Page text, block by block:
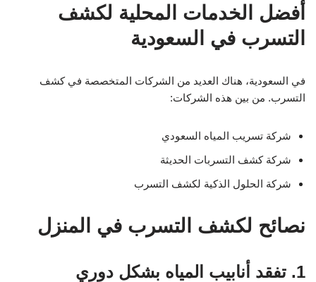
أفضل الخدمات المحلية لكشف
التسرب في السعودية
في السعودية، هناك العديد من الشركات المتخصصة في كشف
التسرب. من بين هذه الشركات:
شركة تسريب المياه السعودي
شركة كشف التسربات الحديثة
شركة الحلول الذكية لكشف التسرب
نصائح لكشف التسرب في المنزل
1. تفقد أنابيب المياه بشكل دوري